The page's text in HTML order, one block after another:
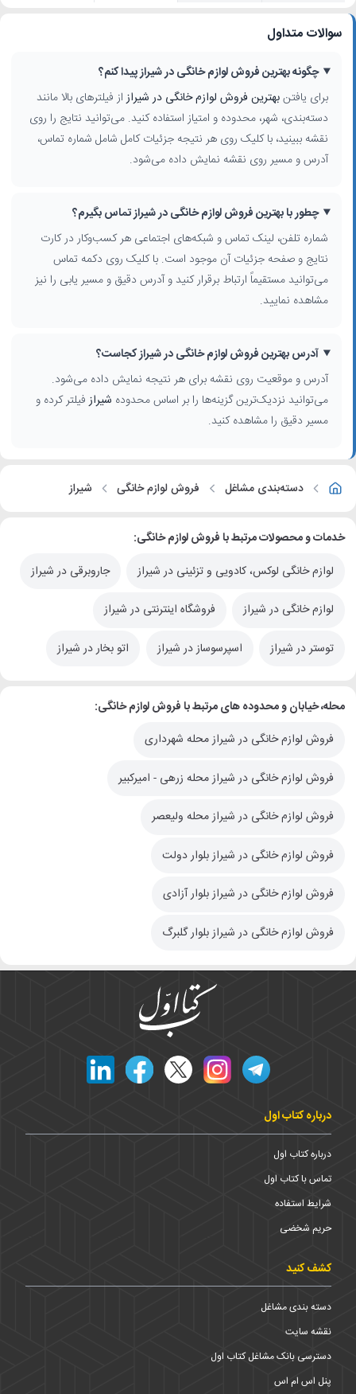
سوالات متداول
چگونه بهترین فروش لوازم خانگی در شیراز پیدا کنم؟
برای یافتنبهترین فروش لوازم خانگی در شیرازاز فیلترهای بالا مانند
دسته‌بندی، شهر، محدوده و امتیاز استفاده کنید. می‌توانید نتایج را روی
نقشه ببینید، با کلیک روی هر نتیجه جزئیات کامل شامل شماره تماس،
آدرس و مسیر روی نقشه نمایش داده می‌شود.
چطور با بهترین فروش لوازم خانگی در شیراز تماس بگیرم؟
شماره تلفن، لینک تماس و شبکه‌های اجتماعی هر کسب‌وکار در کارت
نتایج و صفحه جزئیات آن موجود است. با کلیک روی دکمه تماس
می‌توانید مستقیماً ارتباط برقرار کنید و آدرس دقیق و مسیر یابی را نیز
مشاهده نمایید.
آدرس بهترین فروش لوازم خانگی در شیراز کجاست؟
آدرس و موقعیت روی نقشه برای هر نتیجه نمایش داده می‌شود.
می‌توانید نزدیک‌ترین گزینه‌ها را بر اساس محدوده شیرازفیلتر کرده و
مسیر دقیق را مشاهده کنید.
دسته‌بندی مشاغل فروش لوازم خانگی شیراز
خدمات و محصولات مرتبط با فروش لوازم خانگی:
لوازم خانگی لوکس، کادویی و تزئینی در شیراز
جاروبرقی در شیراز
لوازم خانگی در شیراز فروشگاه اینترنتی در شیراز
توستر در شیراز اسپرسوساز در شیراز اتو بخار در شیراز
محله، خیابان و محدوده های مرتبط با فروش لوازم خانگی:
فروش لوازم خانگی در شیراز محله شهرداری
فروش لوازم خانگی در شیراز محله زرهی - امیرکبیر
فروش لوازم خانگی در شیراز محله ولیعصر
فروش لوازم خانگی در شیراز بلوار دولت
فروش لوازم خانگی در شیراز بلوار آزادی
فروش لوازم خانگی در شیراز بلوار گلبرگ
درباره کتاب اول
درباره کتاب اول
تماس با کتاب اول
شرایط استفاده
حریم شخضی
کشف کنید
دسته بندی مشاغل
نقشه سایت
دسترسی بانک مشاغل کتاب اول
پنل اس ام اس